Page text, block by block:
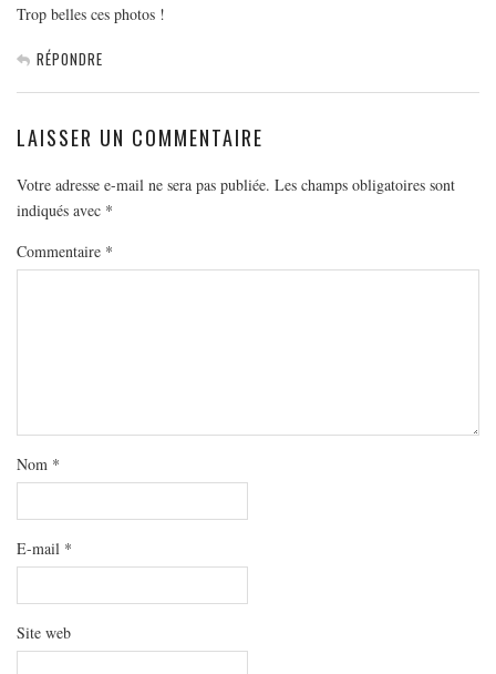
Trop belles ces photos !
RÉPONDRE
LAISSER UN COMMENTAIRE
Votre adresse e-mail ne sera pas publiée. Les champs obligatoires sont
indiqués avec *
Commentaire *
Nom *
E-mail *
Site web